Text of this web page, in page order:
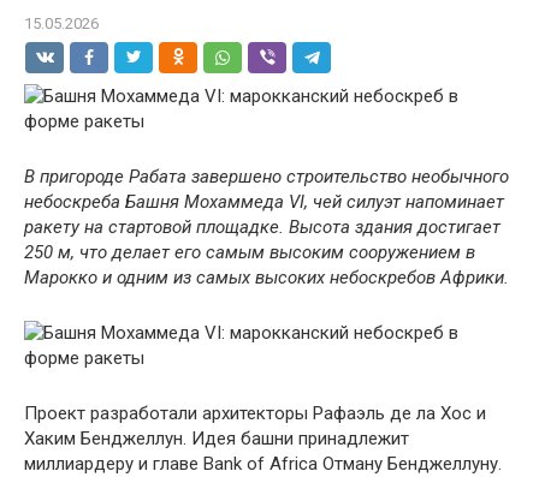
15.05.2026
В пригороде Рабата завершено строительство необычного
небоскреба Башня Мохаммеда VI, чей силуэт напоминает
ракету на стартовой площадке. Высота здания достигает
250 м, что делает его самым высоким сооружением в
Марокко и одним из самых высоких небоскребов Африки.
Проект разработали архитекторы Рафаэль де ла Хос и
Хаким Бенджеллун. Идея башни принадлежит
миллиардеру и главе Bank of Africa Отману Бенджеллуну.